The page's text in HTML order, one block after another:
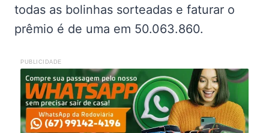
todas as bolinhas sorteadas e faturar o
prêmio é de uma em 50.063.860.
PUBLICIDADE